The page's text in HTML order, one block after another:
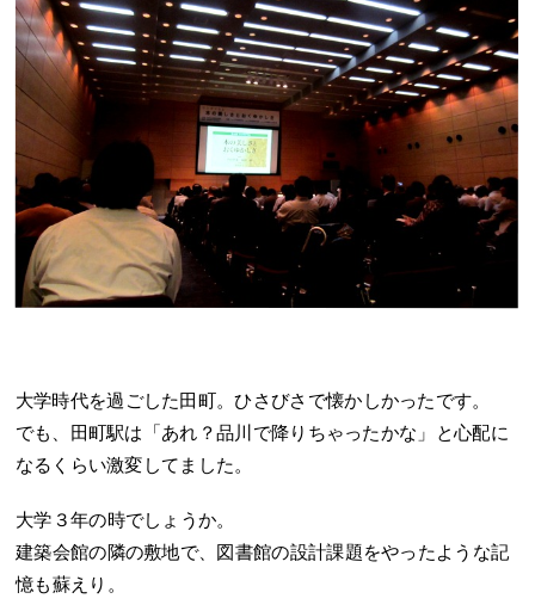
大学時代を過ごした田町。ひさびさで懐かしかったです。
でも、田町駅は「あれ？品川で降りちゃったかな」と心配に
なるくらい激変してました。
大学３年の時でしょうか。
建築会館の隣の敷地で、図書館の設計課題をやったような記
憶も蘇えり。